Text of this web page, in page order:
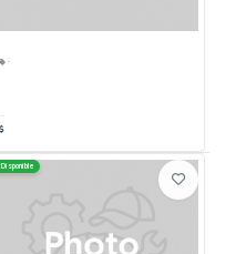
·
Disponible